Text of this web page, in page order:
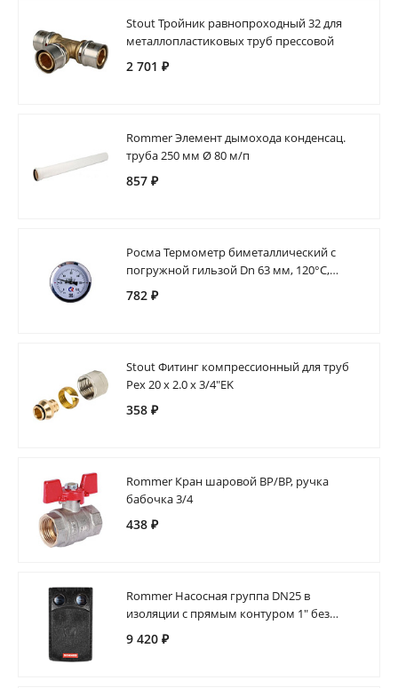
Stout Тройник равнопроходный 32 для
металлопластиковых труб прессовой
2 701 ₽
Rommer Элемент дымохода конденсац.
труба 250 мм Ø 80 м/п
857 ₽
Росма Термометр биметаллический с
погружной гильзой Dn 63 мм, 120°С,
гильза 46 мм 1/2"
782 ₽
Stout Фитинг компрессионный для труб
Pex 20 х 2.0 х 3/4"EK
358 ₽
Rommer Кран шаровой ВР/ВР, ручка
бабочка 3/4
438 ₽
Rommer Насосная группа DN25 в
изоляции с прямым контуром 1" без
насоса 1"ВРх1.1/2"НГ
9 420 ₽